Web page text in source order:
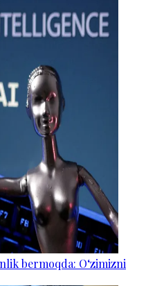
bermoqda: O‘zimizni